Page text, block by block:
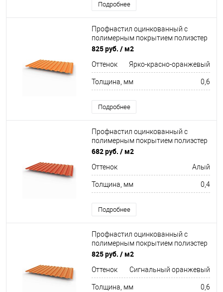
Подробнее
Профнастил оцинкованный с
полимерным покрытием полиэстер
С8 buildstor 0,6х1180мм RAL 2008
825 руб. / м2
Оттенок Ярко-красно-оранжевый
Толщина, мм 0,6
Подробнее
Профнастил оцинкованный с
полимерным покрытием полиэстер
С8 buildstor 0,4х1180мм RAL 2002
682 руб. / м2
Оттенок Алый
Толщина, мм 0,4
Подробнее
Профнастил оцинкованный с
полимерным покрытием полиэстер
С8 buildstor 0,6х1180мм RAL 2010
825 руб. / м2
Оттенок Сигнальный оранжевый
Толщина, мм 0,6